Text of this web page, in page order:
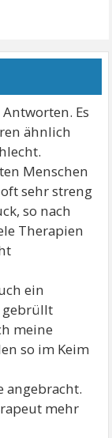
Es
ähnlich
Menschen
sehr streng
so nach
Therapien
ein
gebrüllt
meine
so im Keim
angebracht.
mehr